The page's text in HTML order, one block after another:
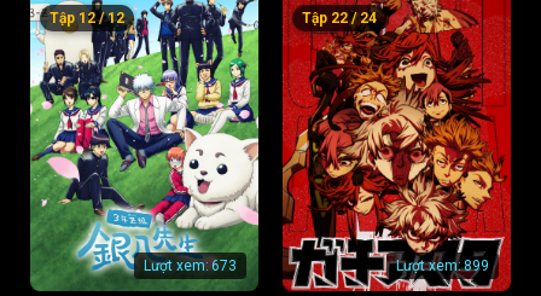
Lượt xem:673
Tập 12 / 12
Lượt xem:899
Tập 22 / 24